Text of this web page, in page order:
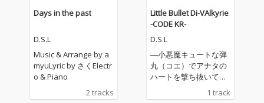
Days in the past
D.S.L
Music & Arrange by a
myuLyric by さくElectr
o & Piano
2 tracks
Little Bullet Di-VAlkyrie
-CODE KR-
D.S.L
―小悪魔キュートな弾
丸（コエ）でアナタの
ハートを撃ち抜いてあ
げる―突き抜けるパワ
ーとキュートな鏡音リ
1 track